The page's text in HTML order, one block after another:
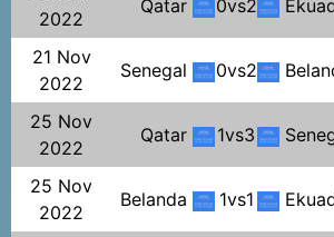
2022
Qatar 0vs2
21 Nov
2022
Senegal 0vs2
25 Nov
2022
Qatar 1vs3
25 Nov
2022
Belanda 1vs1